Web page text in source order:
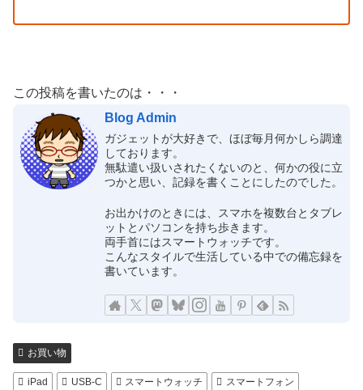
この投稿を書いたのは・・・
Blog Admin
ガジェットが大好きで、ほぼ毎月何かしら調達
しております。
無駄遣い扱いされたくないのと、何かの役に立
つかと思い、記録を書くことにしたのでした。
お出かけのときには、スマホを複数台とタブレ
ットとパソコンを持ち歩きます。
両手首にはスマートウォッチです。
こんなスタイルで生活している中での備忘録を
書いています。
お買い物
iPad USB-C スマートウォッチ スマートフォン